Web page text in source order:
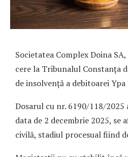
Societatea Complex Doina
cere la Tribunalul Constanța
de insolvență a debitoarei Ypa
Dosarul cu nr. 6190/118/
data de 2 decembrie 2025, se
civilă, stadiul procesual fiind